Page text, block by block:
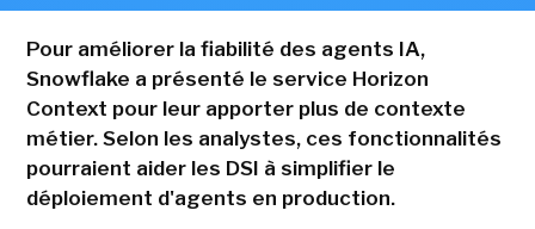
Pour améliorer la fiabilité des agents IA,
Snowflake a présenté le service Horizon
Context pour leur apporter plus de contexte
métier. Selon les analystes, ces fonctionnalités
pourraient aider les DSI à simplifier le
déploiement d'agents en production.